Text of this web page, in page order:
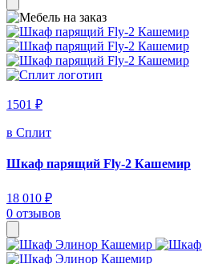
1501 ₽
в Сплит
Шкаф парящий Fly-2 Кашемир
18 010 ₽
0 отзывов